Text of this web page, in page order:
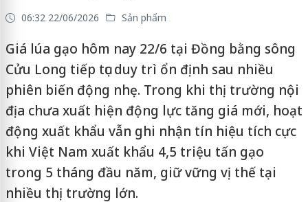
06:32 22/06/2026 Sản phẩm
Giá lúa gạo hôm nay 22/6 tại Đồng bằng sông
Cửu Long tiếp tục duy trì ổn định sau nhiều
phiên biến động nhẹ. Trong khi thị trường nội
địa chưa xuất hiện động lực tăng giá mới, hoạt
động xuất khẩu vẫn ghi nhận tín hiệu tích cực
khi Việt Nam xuất khẩu 4,5 triệu tấn gạo
trong 5 tháng đầu năm, giữ vững vị thế tại
nhiều thị trường lớn.